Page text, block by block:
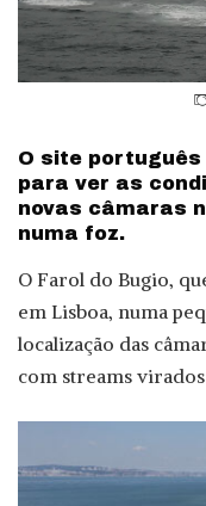
O site
para ver as
novas câmaras
numa foz.
O Farol do Bugio,
em Lisboa, numa
localização das
com streams